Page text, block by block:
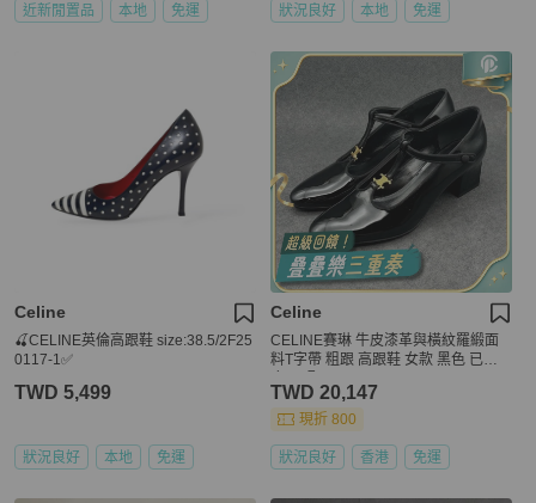
近新閒置品 本地 免運 狀況良好 本地 免運
Celine
🍒CELINE英倫高跟鞋 size:38.5/2F25
0117-1✅
TWD 5,499
狀況良好 本地 免運
Celine
CELINE賽琳 牛皮漆革與橫紋羅緞面
料T字帶 粗跟 高跟鞋 女款 黑色 已貼
TWD 20,147
現折 800
狀況良好 香港 免運